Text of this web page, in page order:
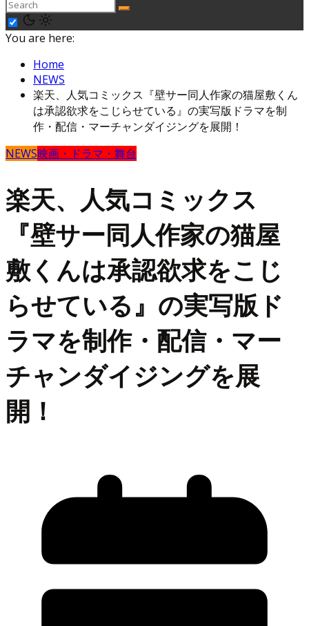
You are here:
Home
NEWS
楽天、人気コミックス『壁サー同人作家の猫屋敷くん
は承認欲求をこじらせている』の実写版ドラマを制
作・配信・マーチャンダイジングを展開！
NEWS映画・ドラマ・舞台
楽天、人気コミックス
『壁サー同人作家の猫屋
敷くんは承認欲求をこじ
らせている』の実写版ド
ラマを制作・配信・マー
チャンダイジングを展
開！